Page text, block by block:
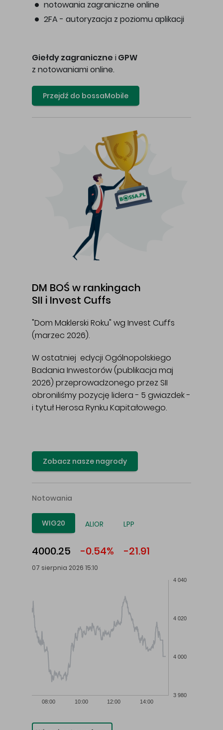
notowania zagraniczne online
2FA - autoryzacja z poziomu aplikacji
Giełdy zagraniczne i GPW
z notowaniami online.
Przejdź do bossaMobile
DM BOŚ w rankingach
SII i Invest Cuffs
"Dom Maklerski Roku" wg Invest Cuffs
(marzec 2026).
W ostatniej edycji Ogólnopolskiego
Badania Inwestorów (publikacja maj
2026) przeprowadzonego przez SII
obroniliśmy pozycję lidera - 5 gwiazdek -
i tytuł Herosa Rynku Kapitałowego.
Zobacz nasze nagrody
Notowania
WIG20 ALIOR LPP
4000.25 -0.54% -21.91
07 sierpnia 2026 15:10
08:00 10:00 12:00 14:00
3 980
4 000
4 020
4 040